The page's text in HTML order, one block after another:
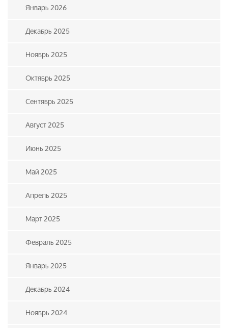
Январь 2026
Декабрь 2025
Ноябрь 2025
Октябрь 2025
Сентябрь 2025
Август 2025
Июнь 2025
Май 2025
Апрель 2025
Март 2025
Февраль 2025
Январь 2025
Декабрь 2024
Ноябрь 2024